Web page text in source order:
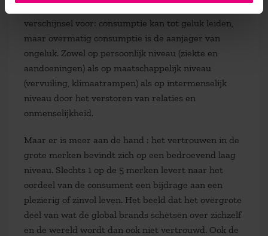
verschijnsel voor: consumptie kan tot geluk leiden,
maar overmatig consumptie is de aanjager van
ongeluk. Zowel op persoonlijk niveau (ziekte en
aandoeningen) als op maatschappelijk niveau
(vervuiling, klimaatrampen) als op intermenselijk
niveau door het verstoren van relaties en
onmenselijkheid.
Maar er is meer aan de hand : het vertrouwen in de
grote merken bevindt zich op een bedroevend laag
niveau. Slechts 1 op de 5 merken levert naar het
oordeel van de consument een bijdrage aan een
plezierig of zinvol leven. Het beeld dat het overgrote
deel van wat de global brands schetsen over zichzelf
en de wereld wordt dan ook niet vertrouwd. Ook de